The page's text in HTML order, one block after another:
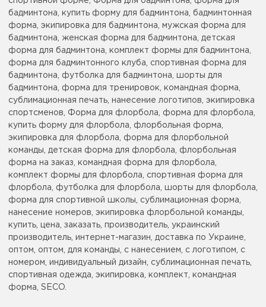
бадминтона, купить форму для бадминтона, бадминтонная
форма, экипировка для бадминтона, мужская форма для
бадминтона, женская форма для бадминтона, детская
форма для бадминтона, комплект формы для бадминтона,
форма для бадминтонного клуба, спортивная форма для
бадминтона, футболка для бадминтона, шорты для
бадминтона, форма для тренировок, командная форма,
сублимационная печать, нанесение логотипов, экипировка
спортсменов, Форма для флорбола, форма для флорбола,
купить форму для флорбола, флорбольная форма,
экипировка для флорбола, форма для флорбольной
команды, детская форма для флорбола, флорбольная
форма на заказ, командная форма для флорбола,
комплект формы для флорбола, спортивная форма для
флорбола, футболка для флорбола, шорты для флорбола,
форма для спортивной школы, сублимационная форма,
нанесение номеров, экипировка флорбольной команды,
купить, цена, заказать, производитель, украинский
производитель, интернет-магазин, доставка по Украине,
оптом, оптом, для команды, с нанесением, с логотипом, с
номером, индивидуальный дизайн, сублимационная печать,
спортивная одежда, экипировка, комплект, командная
форма, SECO.